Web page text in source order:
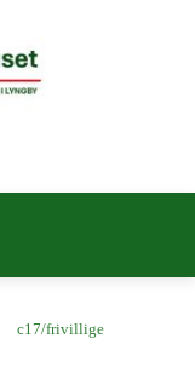
c17/frivillige